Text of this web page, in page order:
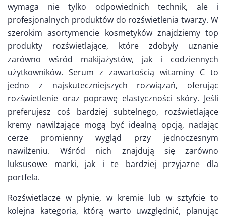
wymaga nie tylko odpowiednich technik, ale i
profesjonalnych produktów do rozświetlenia twarzy. W
szerokim asortymencie kosmetyków znajdziemy top
produkty rozświetlające, które zdobyły uznanie
zarówno wśród makijażystów, jak i codziennych
użytkowników. Serum z zawartością witaminy C to
jedno z najskuteczniejszych rozwiązań, oferując
rozświetlenie oraz poprawę elastyczności skóry. Jeśli
preferujesz coś bardziej subtelnego, rozświetlające
kremy nawilżające mogą być idealną opcją, nadając
cerze promienny wygląd przy jednoczesnym
nawilżeniu. Wśród nich znajdują się zarówno
luksusowe marki, jak i te bardziej przyjazne dla
portfela.
Rozświetlacze w płynie, w kremie lub w sztyfcie to
kolejna kategoria, którą warto uwzględnić, planując